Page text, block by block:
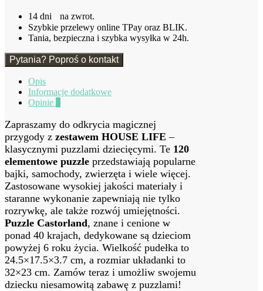
14 dni na zwrot.
Szybkie przelewy online TPay oraz BLIK.
Tania, bezpieczna i szybka wysyłka w 24h.
Pytania? Poproś o kontakt
Opis
Informacje dodatkowe
Opinie
Zapraszamy do odkrycia magicznej
przygody z zestawem HOUSE LIFE –
klasycznymi puzzlami dziecięcymi. Te 120
elementowe puzzle przedstawiają popularne
bajki, samochody, zwierzęta i wiele więcej.
Zastosowane wysokiej jakości materiały i
staranne wykonanie zapewniają nie tylko
rozrywkę, ale także rozwój umiejętności.
Puzzle Castorland, znane i cenione w
ponad 40 krajach, dedykowane są dzieciom
powyżej 6 roku życia. Wielkość pudełka to
24.5×17.5×3.7 cm, a rozmiar układanki to
32×23 cm. Zamów teraz i umożliw swojemu
dziecku niesamowitą zabawę z puzzlami!